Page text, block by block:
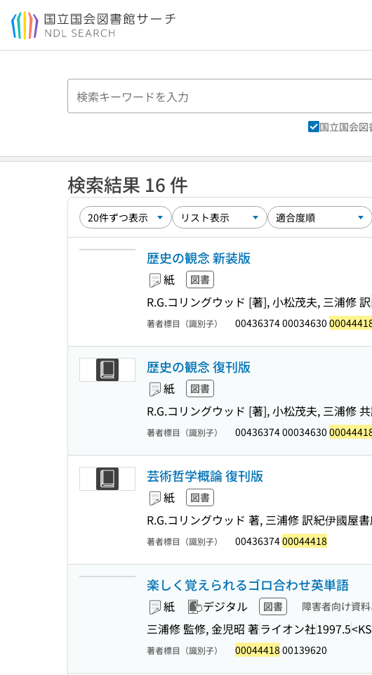
本文へ移動
国立国会図
検索結果 16 件
歴史の観念 新装版
紙 図書
R.G.コリングウッド [著], 小松茂夫, 三浦修 訳
著者標目（識別子） 00436374 00034630
歴史の観念 復刊版
紙 図書
R.G.コリングウッド [著], 小松茂夫, 三浦修
著者標目（識別子） 00436374 00034630
芸術哲学概論 復刊版
紙 図書
R.G.コリングウッド 著, 三浦修 訳紀伊國屋
著者標目（識別子） 0043637400044418
楽しく覚えられるゴロ合わせ英単語
紙 デジタル 図書 障害者向け資
三浦修 監修, 金児昭 著ライオン社1997.5
著者標目（識別子） 00044418 00139620